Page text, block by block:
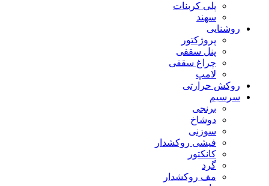
پلی کربنات
سهند
روشنایی
پروژکتور
پنل سقفی
چراغ سقفی
لامپ
روکش حرارتی
سرسیم
برنجی
دوشاخ
سوزنی
فیشی روکشدار
کانکتور
گرد
مف روکشدار